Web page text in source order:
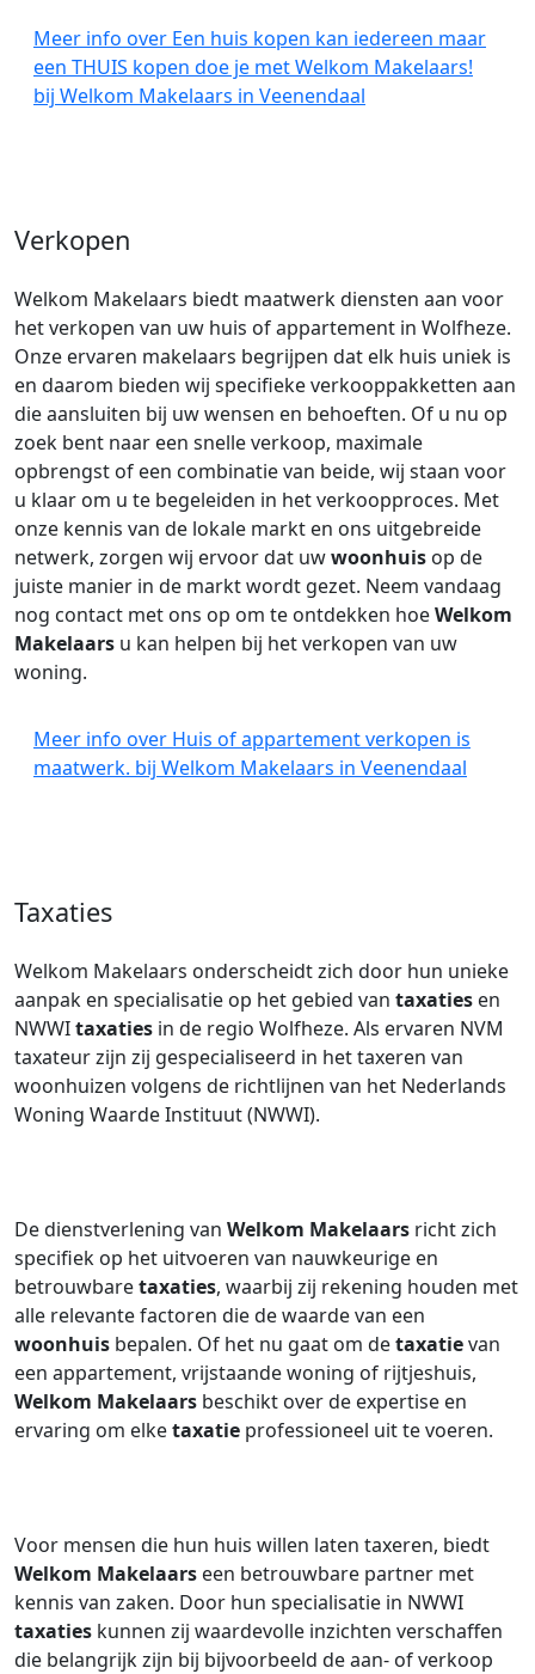
Meer info over Een huis kopen kan iedereen maar
een THUIS kopen doe je met Welkom Makelaars!
bij Welkom Makelaars in Veenendaal
Verkopen
Welkom Makelaars biedt maatwerk diensten aan voor
het verkopen van uw huis of appartement in Wolfheze.
Onze ervaren makelaars begrijpen dat elk huis uniek is
en daarom bieden wij specifieke verkooppakketten aan
die aansluiten bij uw wensen en behoeften. Of u nu op
zoek bent naar een snelle verkoop, maximale
opbrengst of een combinatie van beide, wij staan voor
u klaar om u te begeleiden in het verkoopproces. Met
onze kennis van de lokale markt en ons uitgebreide
netwerk, zorgen wij ervoor dat uwwoonhuis op de
juiste manier in de markt wordt gezet. Neem vandaag
nog contact met ons op om te ontdekken hoeWelkom
Makelaars u kan helpen bij het verkopen van uw
woning.
Meer info over Huis of appartement verkopen is
maatwerk. bij Welkom Makelaars in Veenendaal
Taxaties
Welkom Makelaars onderscheidt zich door hun unieke
aanpak en specialisatie op het gebied van taxaties en
NWWItaxaties in de regio Wolfheze. Als ervaren NVM
taxateur zijn zij gespecialiseerd in het taxeren van
woonhuizen volgens de richtlijnen van het Nederlands
Woning Waarde Instituut (NWWI).
De dienstverlening van Welkom Makelaars richt zich
specifiek op het uitvoeren van nauwkeurige en
betrouwbaretaxaties, waarbij zij rekening houden met
alle relevante factoren die de waarde van een
woonhuis bepalen. Of het nu gaat om detaxatievan
een appartement, vrijstaande woning of rijtjeshuis,
Welkom Makelaars beschikt over de expertise en
ervaring om elketaxatie professioneel uit te voeren.
Voor mensen die hun huis willen laten taxeren, biedt
Welkom Makelaars een betrouwbare partner met
kennis van zaken. Door hun specialisatie in NWWI
taxaties kunnen zij waardevolle inzichten verschaffen
die belangrijk zijn bij bijvoorbeeld de aan- of verkoop